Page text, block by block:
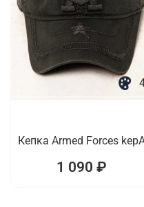
Кепка Armed Forces
1 090 ₽